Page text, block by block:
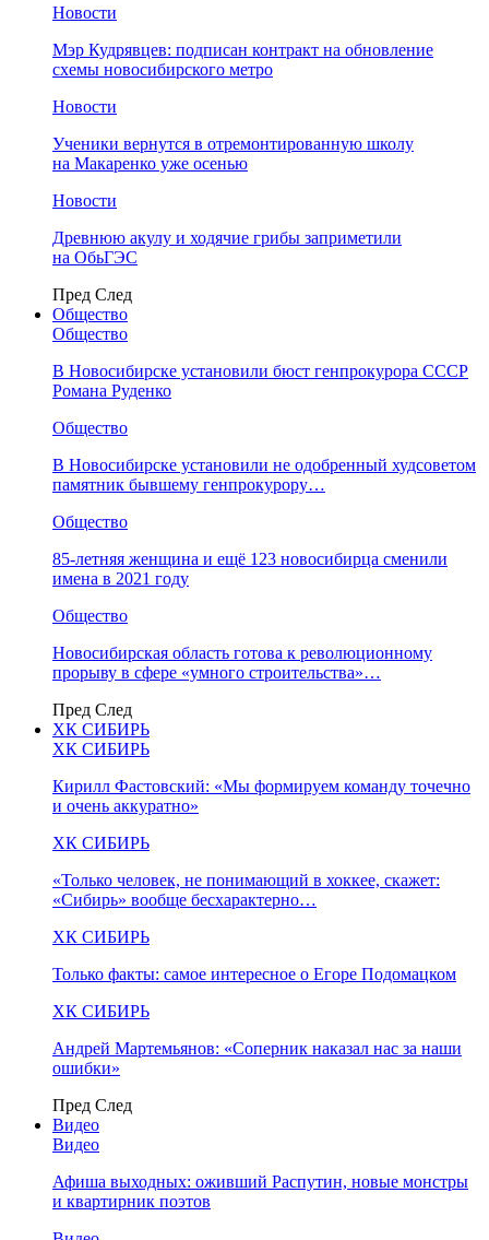
Новости
Мэр Кудрявцев: подписан контракт на обновление
схемы новосибирского метро
Новости
Ученики вернутся в отремонтированную школу
на Макаренко уже осенью
Новости
Древнюю акулу и ходячие грибы заприметили
на ОбьГЭС
Пред След
Общество
Общество
В Новосибирске установили бюст генпрокурора СССР
Романа Руденко
Общество
В Новосибирске установили не одобренный худсоветом
памятник бывшему генпрокурору…
Общество
85-летняя женщина и ещё 123 новосибирца сменили
имена в 2021 году
Общество
Новосибирская область готова к революционному
прорыву в сфере «умного строительства»…
Пред След
ХК СИБИРЬ
ХК СИБИРЬ
Кирилл Фастовский: «Мы формируем команду точечно
и очень аккуратно»
ХК СИБИРЬ
«Только человек, не понимающий в хоккее, скажет:
«Сибирь» вообще бесхарактерно…
ХК СИБИРЬ
Только факты: самое интересное о Егоре Подомацком
ХК СИБИРЬ
Андрей Мартемьянов: «Соперник наказал нас за наши
ошибки»
Пред След
Видео
Видео
Афиша выходных: оживший Распутин, новые монстры
и квартирник поэтов